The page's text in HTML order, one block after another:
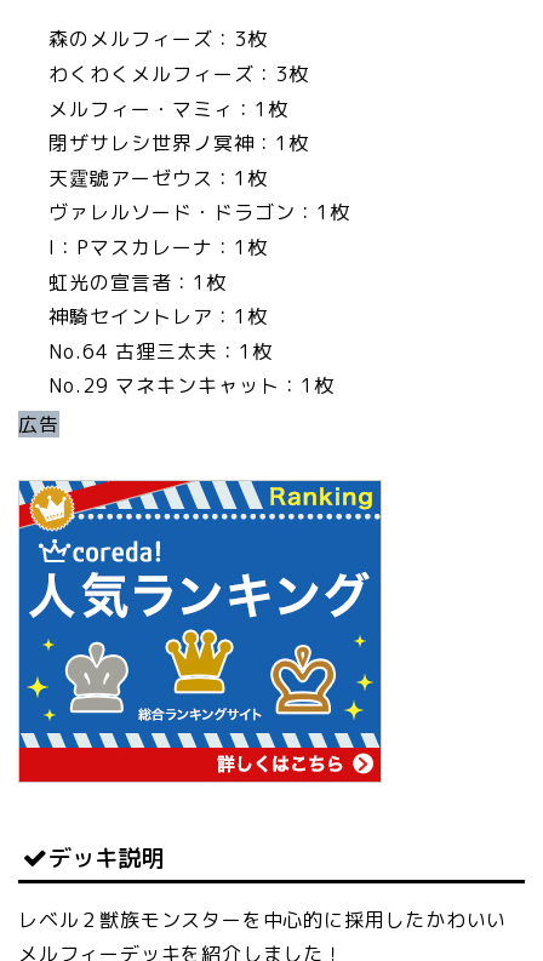
森のメルフィーズ：3枚
わくわくメルフィーズ：3枚
メルフィー・マミィ：1枚
閉ザサレシ世界ノ冥神：1枚
天霆號アーゼウス：1枚
ヴァレルソード・ドラゴン：1枚
I：Pマスカレーナ：1枚
虹光の宣言者：1枚
神騎セイントレア：1枚
No.64 古狸三太夫：1枚
No.29 マネキンキャット：1枚
広告
デッキ説明
レベル２獣族モンスターを中心的に採用したかわいい
メルフィーデッキを紹介しました！